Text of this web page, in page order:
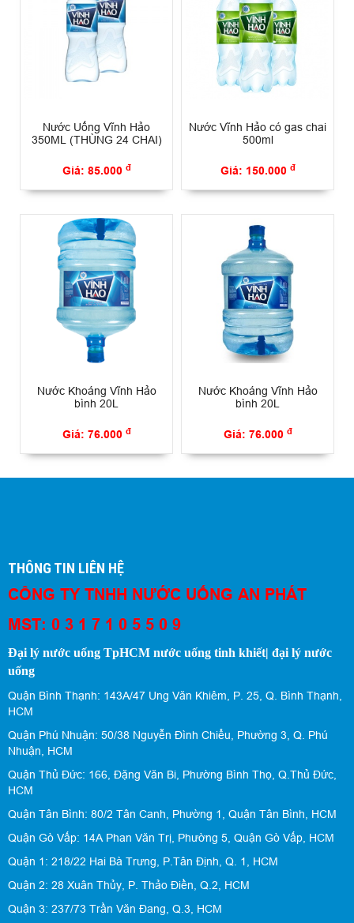
Nước Uống Vĩnh Hảo
350ML (THÙNG 24 CHAI)
Giá: 85.000 đ
Nước Vĩnh Hảo có gas chai
500ml
Giá: 150.000 đ
Nước Khoáng Vĩnh Hảo
bình 20L
Giá: 76.000 đ
Nước Khoáng Vĩnh Hảo
bình 20L
Giá: 76.000 đ
THÔNG TIN LIÊN HỆ
CÔNG TY TNHH NƯỚC UỐNG AN PHÁT
MST: 0 3 1 7 1 0 5 5 0 9
Đại lý nước uống TpHCM nước uống tinh khiết| đại lý nước
uống
Quận Bình Thạnh: 143A/47 Ung Văn Khiêm, P. 25, Q. Bình Thạnh,
HCM
Quận Phú Nhuận: 50/38 Nguyễn Đình Chiểu, Phường 3, Q. Phú
Nhuận, HCM
Quận Thủ Đức: 166, Đặng Văn Bi, Phường Bình Thọ, Q.Thủ Đức,
HCM
Quận Tân Bình: 80/2 Tân Canh, Phường 1, Quận Tân Bình, HCM
Quận Gò Vấp: 14A Phan Văn Trị, Phường 5, Quận Gò Vấp, HCM
Quận 1: 218/22 Hai Bà Trưng, P.Tân Định, Q. 1, HCM
Quận 2: 28 Xuân Thủy, P. Thảo Điền, Q.2, HCM
Quận 3: 237/73 Trần Văn Đang, Q.3, HCM